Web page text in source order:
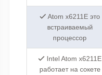
Atom x6211E это
встраиваемый
процессор
Intel Atom x6211E
работает на сокете